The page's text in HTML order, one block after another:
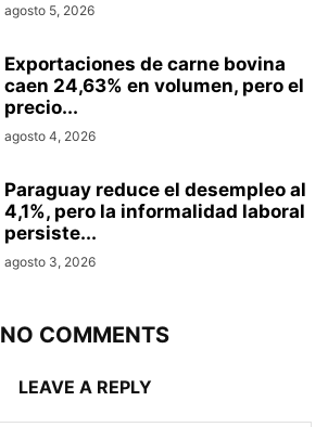
agosto 5, 2026
Exportaciones de carne bovina
caen 24,63% en volumen, pero el
precio...
agosto 4, 2026
Paraguay reduce el desempleo al
4,1%, pero la informalidad laboral
persiste...
agosto 3, 2026
NO COMMENTS
LEAVE A REPLY